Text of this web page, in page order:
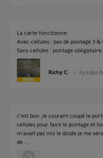
La carte fonctionne:
Avec cellules : pas de pontage 3 &
Sans cellules : pontage obligatoire.
Richy C. il y a plus
c'est bon ,le courant coupé le
cellules pour faire le pontage et
m'avait pas mis le doute je me
de ....